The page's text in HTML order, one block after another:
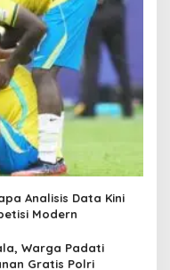
Analisis Data Kini
Modern
Warga Padati
Gratis Polri